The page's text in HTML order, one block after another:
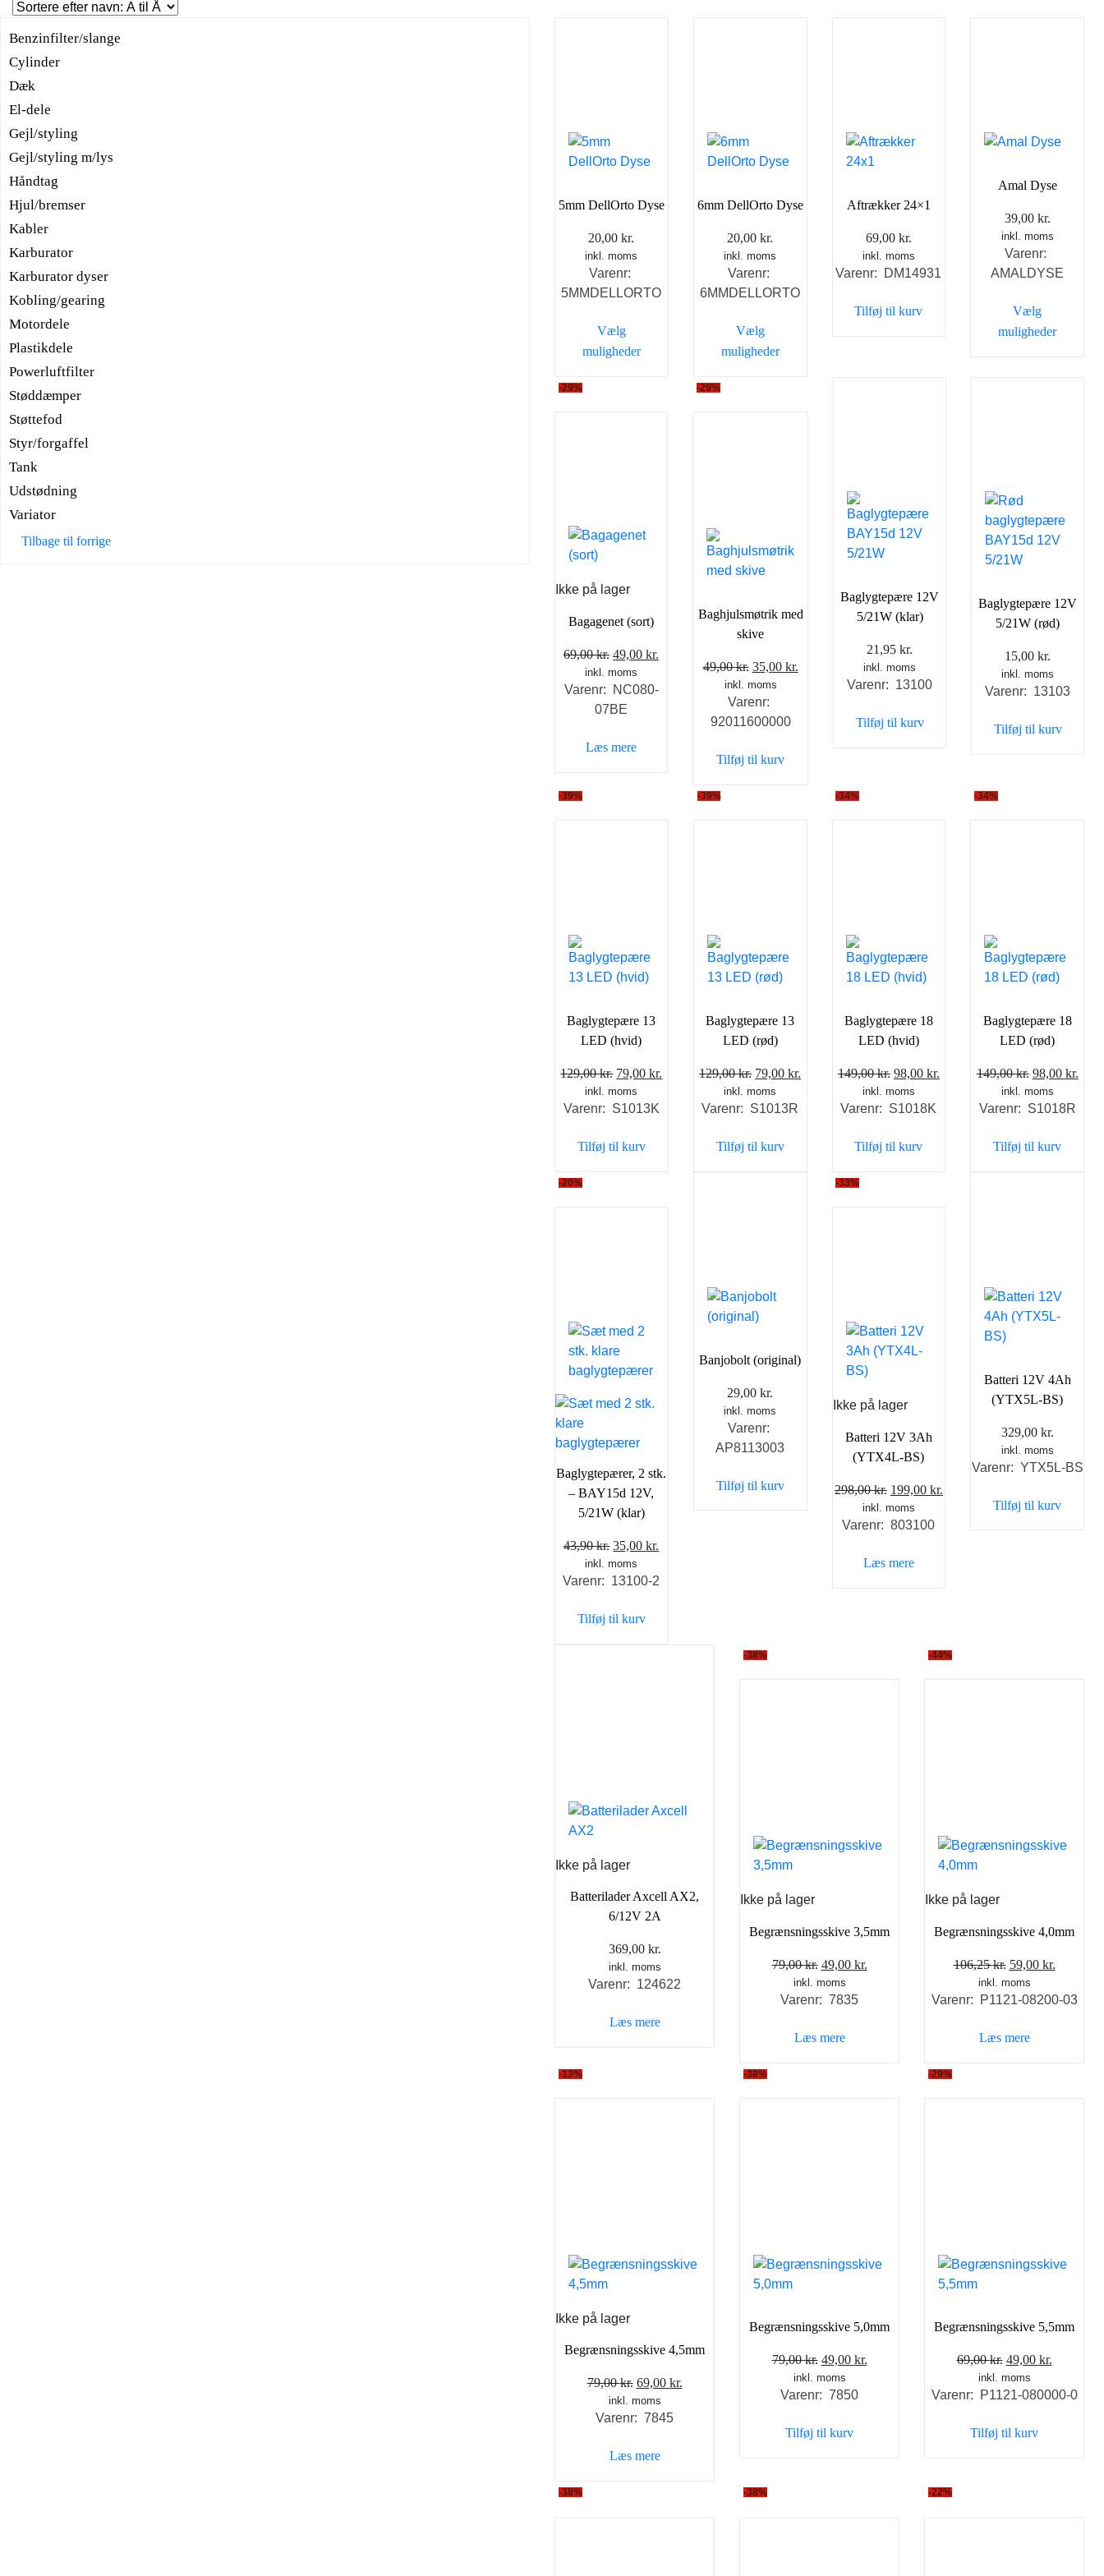
Benzinfilter/slange
Cylinder
Dæk
El-dele
Gejl/styling
Gejl/styling m/lys
Håndtag
Hjul/bremser
Kabler
Karburator
Karburator dyser
Kobling/gearing
Motordele
Plastikdele
Powerluftfilter
Støddæmper
Støttefod
Styr/forgaffel
Tank
Udstødning
Variator
Tilbage til forrige
5mm DellOrto Dyse
20,00kr.
inkl. moms
Varenr:
5MMDELLORTO
Vælg
muligheder
på
6mm DellOrto Dyse
20,00kr.
inkl. moms
Varenr:
6MMDELLORTO
Vælg
muligheder
varesiden
Aftrækker 24×1
69,00 kr.
inkl. moms
Varenr: DM14931
Tilføj til kurv
Amal Dyse
39,00 kr.
inkl. moms
Varenr:
AMALDYSE
Vælg
muligheder
varesiden
-29%
Ikke på lager
Bagagenet (sort)
69,00kr. Den
oprindelige
pris
var:
49,00 kr.
aktuelle
pris
inkl. moms
Varenr: NC080-
07BE
Læs mere
-29%
Baghjulsmøtrik med
skive
49,00kr. Den
oprindelige
pris
var:
35,00 kr.
inkl. moms
Varenr:
92011600000
Tilføj til kurv
Baglygtepære 12V
5/21W (klar)
21,95 kr.
inkl. moms
Varenr: 13100
Tilføj til kurv
Baglygtepære 12V
5/21W (rød)
15,00 kr.
inkl. moms
Varenr: 13103
Tilføj til kurv
-39%
Baglygtepære 13
LED (hvid)
129,00kr. Den
oprindelige
pris
129,00 kr..
79,00kr.
inkl. moms
Varenr: S1013K
Tilføj til kurv
-39%
Baglygtepære 13
LED (rød)
129,00kr. Den
oprindelige
pris
129,00 kr..
79,00kr.
inkl. moms
Varenr: S1013R
Tilføj til kurv
-34%
Baglygtepære 18
LED (hvid)
149,00kr. Den
oprindelige
pris
149,00 kr..
98,00 kr.
inkl. moms
Varenr: S1018K
Tilføj til kurv
-34%
Baglygtepære 18
LED (rød)
149,00kr. Den
oprindelige
pris
149,00 kr..
98,00 kr.
inkl. moms
Varenr: S1018R
Tilføj til kurv
-20%
Baglygtepærer, 2 stk.
– BAY15d 12V,
5/21W (klar)
43,90kr. Den
oprindelige
pris
43,90 kr..
35,00kr.
pris
inkl. moms
Varenr: 13100-2
Tilføj til kurv
Banjobolt (original)
29,00kr.
inkl. moms
Varenr:
AP8113003
Tilføj til kurv
-33%
Ikke på lager
Batteri 12V 3Ah
(YTX4L-BS)
298,00kr. Den
oprindelige
pris
298,00 kr..
199,00 kr.
inkl. moms
Varenr: 803100
Læs mere
Batteri 12V 4Ah
(YTX5L-BS)
329,00 kr.
inkl. moms
Varenr: YTX5L-BS
Tilføj til kurv
Ikke på lager
Batterilader Axcell AX2,
6/12V 2A
369,00 kr.
inkl. moms
Varenr: 124622
Læs mere
-38%
Ikke på lager
Begrænsningsskive 3,5mm
79,00kr. Den
oprindelige
pris
79,00 kr..
49,00 kr.
inkl. moms
Varenr: 7835
Læs mere
-44%
Ikke på lager
Begrænsningsskive 4,0mm
106,25kr. Den
oprindelige
pris
106,25 kr..
59,00 kr.
pris
inkl. moms
Varenr: P1121-08200-03
Læs mere
-13%
Ikke på lager
Begrænsningsskive 4,5mm
79,00kr. Den
oprindelige
pris
79,00 kr..
69,00 kr.
inkl. moms
Varenr: 7845
Læs mere
-38%
Begrænsningsskive 5,0mm
79,00kr. Den
oprindelige
pris
79,00 kr..
49,00 kr.
inkl. moms
Varenr: 7850
Tilføj til kurv
-29%
Begrænsningsskive 5,5mm
69,00kr. Den
oprindelige
pris
69,00 kr..
49,00 kr.
pris
inkl. moms
Varenr: P1121-080000-0
Tilføj til kurv
-38% -38% -22%